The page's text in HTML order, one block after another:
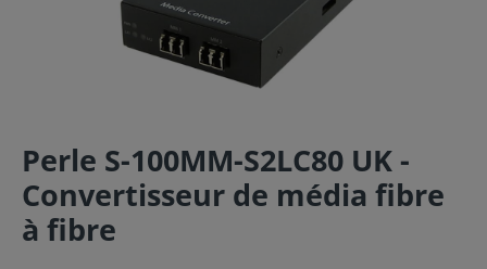
Perle S-100MM-S2LC80 UK -
Convertisseur de média fibre
à fibre